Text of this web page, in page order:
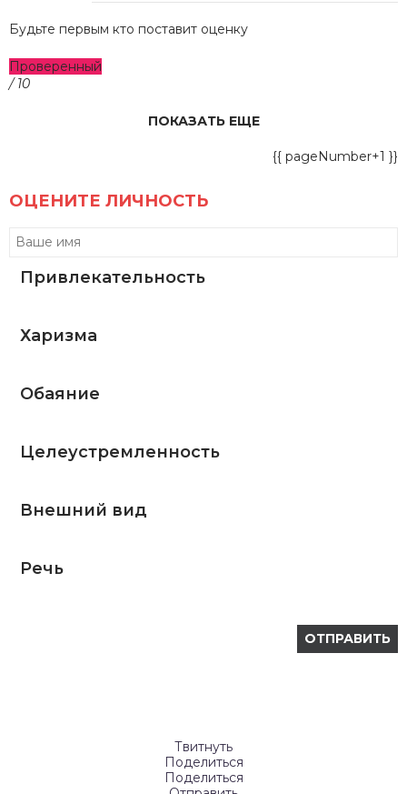
Будьте первым кто поставит оценку
Проверенный
/ 10
ПОКАЗАТЬ ЕЩЕ
{{ pageNumber+1 }}
ОЦЕНИТЕ ЛИЧНОСТЬ
Привлекательность
Харизма
Обаяние
Целеустремленность
Внешний вид
Речь
Твитнуть
Поделиться
Поделиться